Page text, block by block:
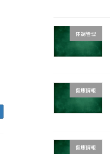
体調管理
健康情報
健康情報